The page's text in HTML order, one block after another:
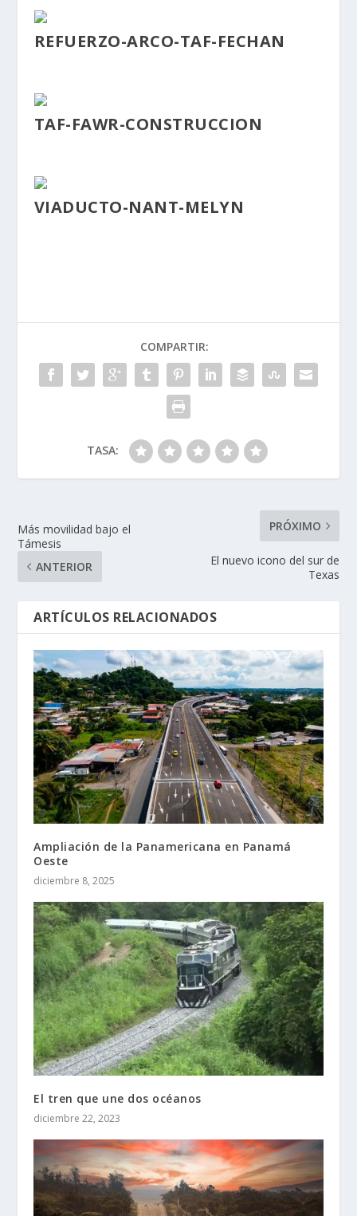
REFUERZO-ARCO-TAF-FECHAN
TAF-FAWR-CONSTRUCCION
VIADUCTO-NANT-MELYN
COMPARTIR:
TASA:
Más movilidad bajo el
Támesis
ANTERIOR
PRÓXIMO
El nuevo icono del sur de
Texas
ARTÍCULOS RELACIONADOS
Ampliación de la Panamericana en Panamá
Oeste
diciembre 8, 2025
El tren que une dos océanos
diciembre 22, 2023